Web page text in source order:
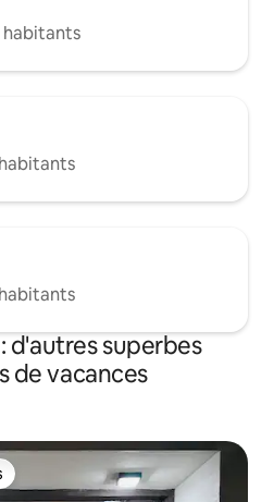
habitants
d'autres superbes
de vacances